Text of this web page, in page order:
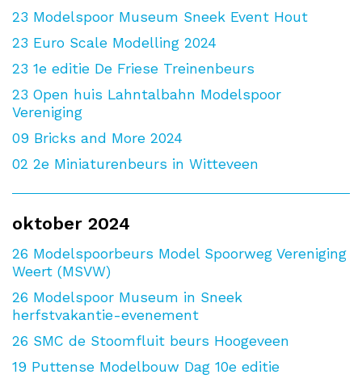
23 Modelspoor Museum Sneek Event Hout
23 Euro Scale Modelling 2024
23 1e editie De Friese Treinenbeurs
23 Open huis Lahntalbahn Modelspoor
Vereniging
09 Bricks and More 2024
02 2e Miniaturenbeurs in Witteveen
oktober 2024
26 Modelspoorbeurs Model Spoorweg Vereniging
Weert (MSVW)
26 Modelspoor Museum in Sneek
herfstvakantie-evenement
26 SMC de Stoomfluit beurs Hoogeveen
19 Puttense Modelbouw Dag 10e editie